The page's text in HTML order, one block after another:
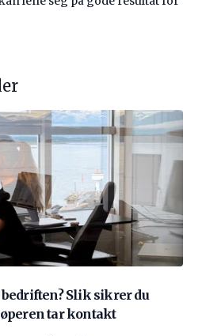
Slik sikrer du
tar kontakt